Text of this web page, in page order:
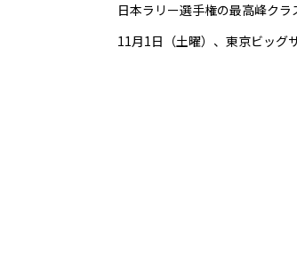
日本ラリー選手権の最高峰ク
11月1日（土曜）、東京ビッグ